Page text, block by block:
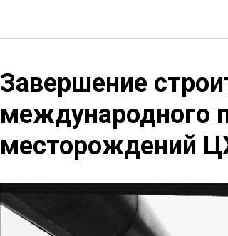
Завершение
международного
месторождений